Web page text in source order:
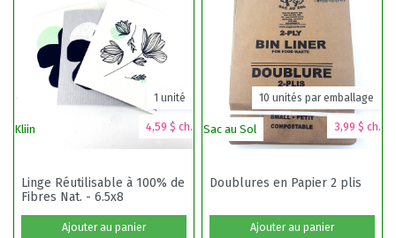
Kliin 4,59 $ ch.
1 unité
Linge Réutilisable à 100% de
Fibres Nat. - 6.5x8
Ajouter au panier
Sac au Sol 3,99 $ ch.
10 unités par emballage
Doublures en Papier 2 plis
Ajouter au panier